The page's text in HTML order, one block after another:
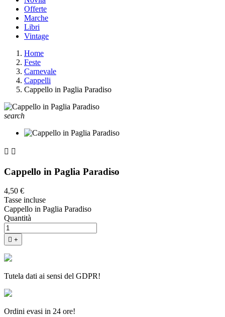
Offerte
Marche
Libri
Vintage
Home
Feste
Carnevale
Cappelli
Cappello in Paglia Paradiso
search
 
Cappello in Paglia Paradiso
4,50 €
Tasse incluse
Cappello in Paglia Paradiso
Quantità
 +
Tutela dati ai sensi del GDPR!
Ordini evasi in 24 ore!